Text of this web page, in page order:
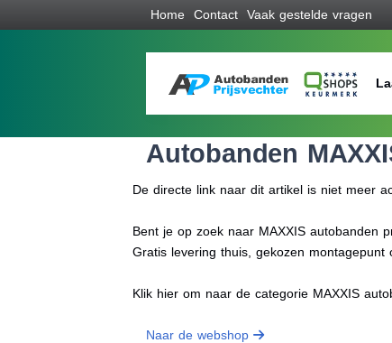
Home Contact Vaak gestelde vragen
Autobanden
De directe link naar dit artikel is niet meer
Bent je op zoek naar MAXXIS autobanden
Gratis levering thuis, gekozen
Klik hier om naar de categorie MAXXIS
Naar de webshop